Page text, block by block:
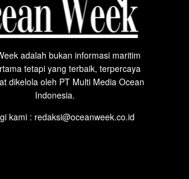
adalah bukan informasi maritim
tetapi yang terbaik, terpercaya
dikelola oleh PT Multi Media Ocean
Indonesia.
kami : redaksi@oceanweek.co.id